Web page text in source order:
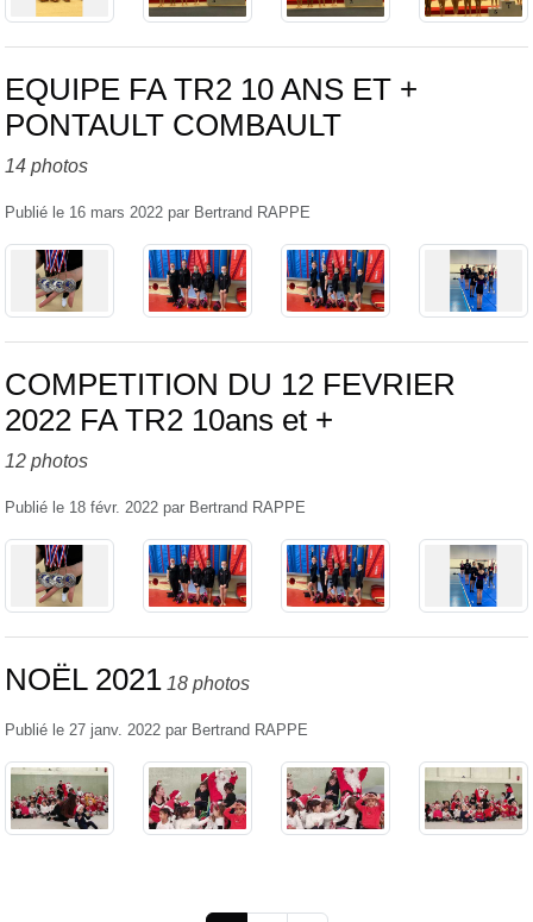
EQUIPE FA TR2 10 ANS ET +
PONTAULT COMBAULT
14 photos
Publié le 16 mars 2022 par Bertrand RAPPE
COMPETITION DU 12 FEVRIER
2022 FA TR2 10ans et +
12 photos
Publié le 18 févr. 2022 par Bertrand RAPPE
NOËL 2021 18 photos
Publié le 27 janv. 2022 par Bertrand RAPPE